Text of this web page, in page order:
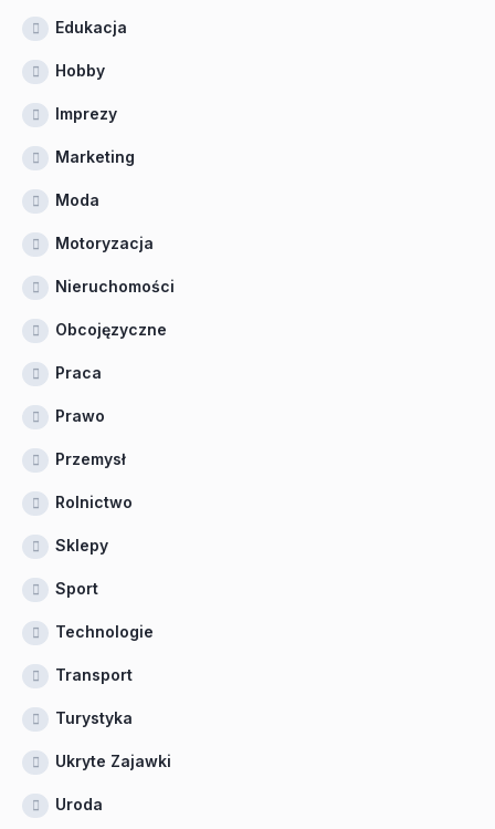
Edukacja
Hobby
Imprezy
Marketing
Moda
Motoryzacja
Nieruchomości
Obcojęzyczne
Praca
Prawo
Przemysł
Rolnictwo
Sklepy
Sport
Technologie
Transport
Turystyka
Ukryte Zajawki
Uroda